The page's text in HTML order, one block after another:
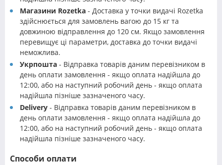
Магазини Rozetka - Доставка у точки видачі Rozetka
здійснюється для замовлень вагою до 15 кг та
довжиною відправлення до 120 см. Якщо замовлення
перевищує ці параметри, доставка до точки видачі
неможлива.
Укрпошта - Відправка товарів даним перевізником в
день оплати замовлення - якщо оплата надійшла до
12:00, або на наступний робочий день - якщо оплата
надійшла пізніше зазначеного часу.
Delivery - Відправка товарів даним перевізником в
день оплати замовлення - якщо оплата надійшла до
12:00, або на наступний робочий день - якщо оплата
надійшла пізніше зазначеного часу.
Способи оплати